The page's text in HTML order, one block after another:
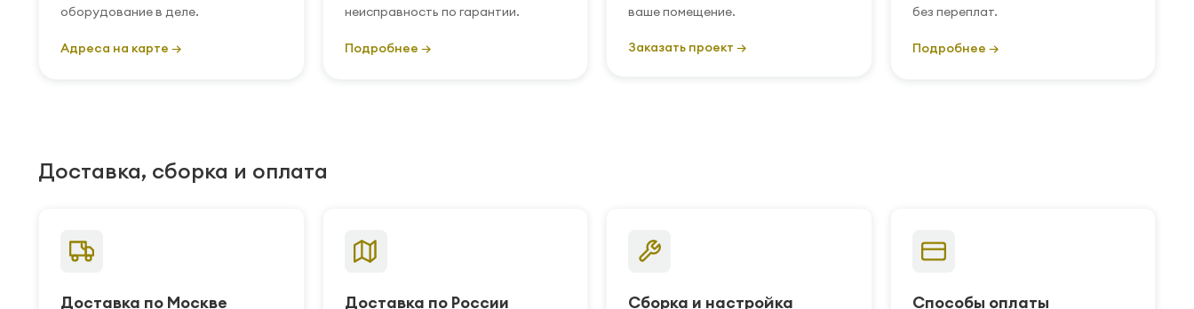
оборудование в деле.
Адреса на карте →
неисправность по гарантии.
Подробнее →
ваше помещение.
Заказать проект →
без переплат.
Подробнее →
Доставка, сборка и оплата
Доставка по Москве Доставка по России Сборка и настройка Способы оплаты